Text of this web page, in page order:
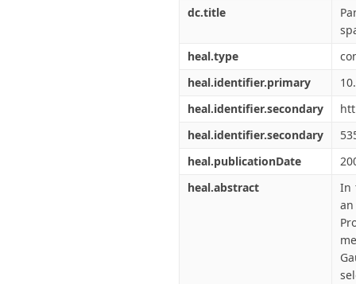
dc.title
heal.type
heal.identifier.primary
heal.identifier.secondary
heal.identifier.secondary
heal.publicationDate
heal.abstract
In